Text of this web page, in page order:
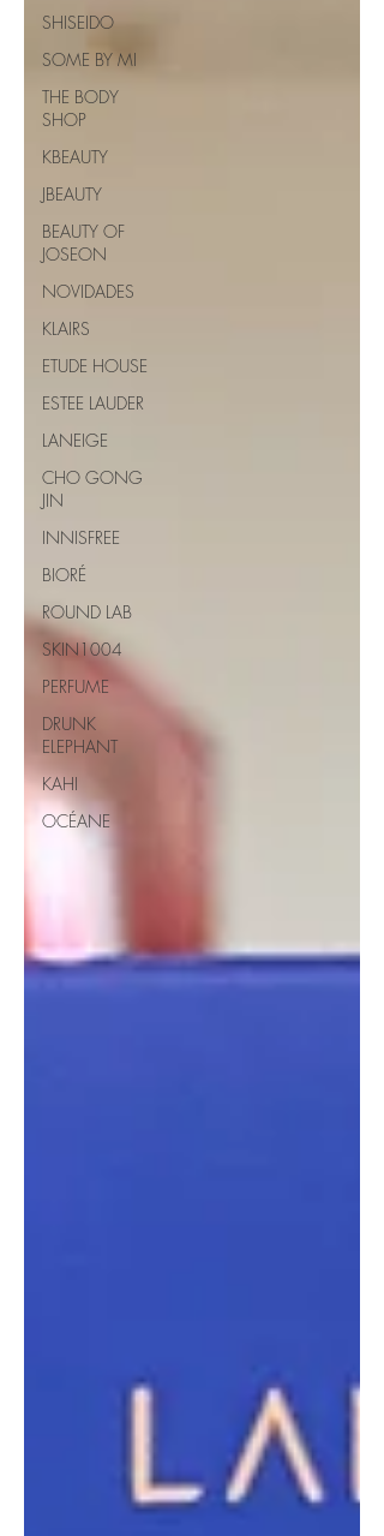
SHISEIDO
SOME BY MI
THE BODY
SHOP
KBEAUTY
JBEAUTY
BEAUTY OF
JOSEON
NOVIDADES
KLAIRS
ETUDE HOUSE
ESTEE LAUDER
LANEIGE
CHO GONG
JIN
INNISFREE
BIORÉ
ROUND LAB
SKIN1004
PERFUME
DRUNK
ELEPHANT
KAHI
OCÉANE